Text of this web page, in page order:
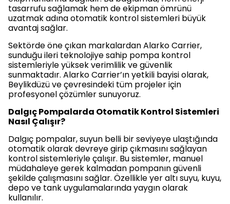
tasarrufu sağlamak hem de ekipman ömrünü
uzatmak adına otomatik kontrol sistemleri büyük
avantaj sağlar.
Sektörde öne çıkan markalardan Alarko Carrier,
sunduğu ileri teknolojiye sahip pompa kontrol
sistemleriyle yüksek verimlilik ve güvenlik
sunmaktadır. Alarko Carrier’ın yetkili bayisi olarak,
Beylikdüzü ve çevresindeki tüm projeler için
profesyonel çözümler sunuyoruz.
Dalgıç Pompalarda Otomatik Kontrol Sistemleri
Nasıl Çalışır?
Dalgıç pompalar, suyun belli bir seviyeye ulaştığında
otomatik olarak devreye girip çıkmasını sağlayan
kontrol sistemleriyle çalışır. Bu sistemler, manuel
müdahaleye gerek kalmadan pompanın güvenli
şekilde çalışmasını sağlar. Özellikle yer altı suyu, kuyu,
depo ve tank uygulamalarında yaygın olarak
kullanılır.